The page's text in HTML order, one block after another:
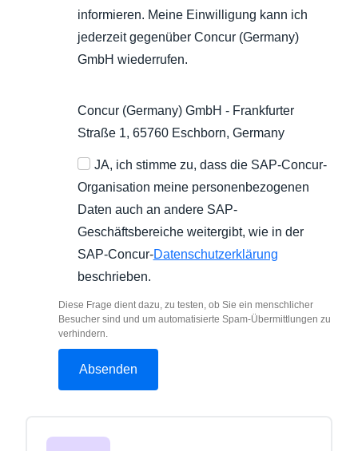
informieren. Meine Einwilligung kann ich
jederzeit gegenüber Concur (Germany)
GmbH wiederrufen.
Concur (Germany) GmbH - Frankfurter
Straße 1, 65760 Eschborn, Germany
JA, ich stimme zu, dass die SAP-Concur-
Organisation meine personenbezogenen
Daten auch an andere SAP-
Geschäftsbereiche weitergibt, wie in der
SAP-Concur-Datenschutzerklärung
beschrieben.
Diese Frage dient dazu, zu testen, ob Sie ein menschlicher
Besucher sind und um automatisierte Spam-Übermittlungen zu
verhindern.